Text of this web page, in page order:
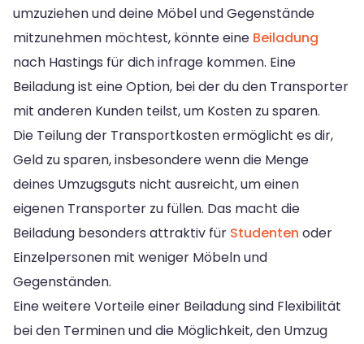
umzuziehen und deine Möbel und Gegenstände
mitzunehmen möchtest, könnte eine Beiladung
nach Hastings für dich infrage kommen. Eine
Beiladung ist eine Option, bei der du den Transporter
mit anderen Kunden teilst, um Kosten zu sparen.
Die Teilung der Transportkosten ermöglicht es dir,
Geld zu sparen, insbesondere wenn die Menge
deines Umzugsguts nicht ausreicht, um einen
eigenen Transporter zu füllen. Das macht die
Beiladung besonders attraktiv für Studenten oder
Einzelpersonen mit weniger Möbeln und
Gegenständen.
Eine weitere Vorteile einer Beiladung sind Flexibilität
bei den Terminen und die Möglichkeit, den Umzug